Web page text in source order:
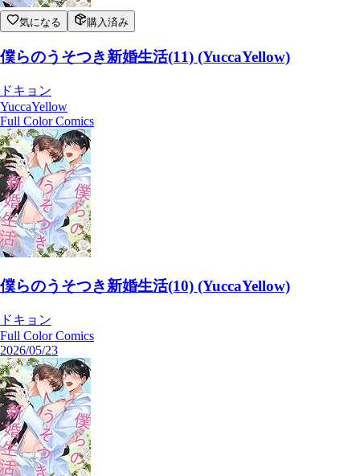
気になる 購入済み
僕らのうそつき新婚生活(11) (YuccaYellow)
ドキョン
YuccaYellow
Full Color Comics
僕らのうそつき新婚生活(10) (YuccaYellow)
ドキョン
Full Color Comics
2026/05/23